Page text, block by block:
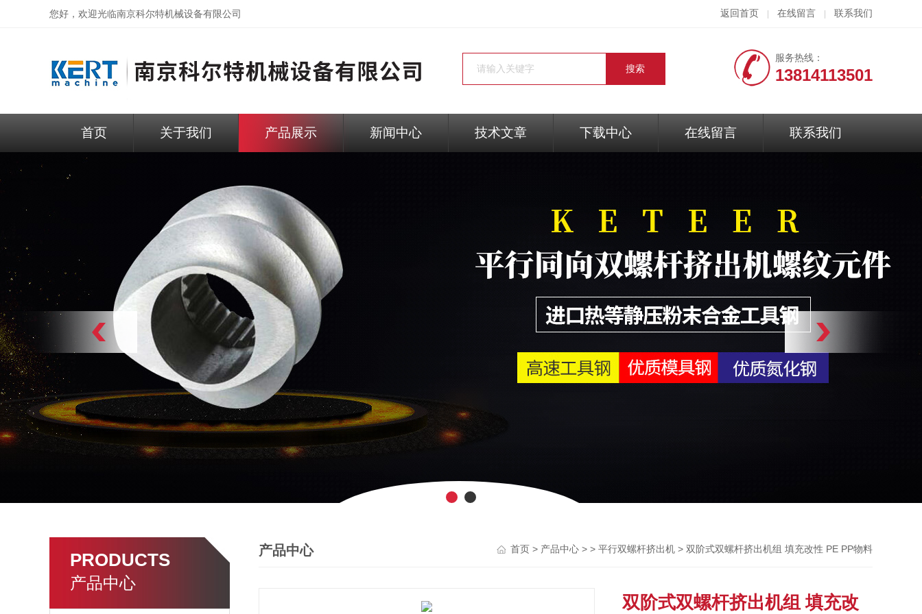
您好，欢迎光临南京科尔特机械设备有限公司 返回首页 在线留言 联系我们
服务热线：
13814113501
首页 关于我们 产品展示 新闻中心 技术文章 下载中心 在线留言 联系我们
PRODUCTS
产品中心
产品中心 首页 > 产品中心 > > 平行双螺杆挤出机 > 双阶式双螺杆挤出机组 填充改性 PE PP物料
双阶式双螺杆挤出机组 填充改